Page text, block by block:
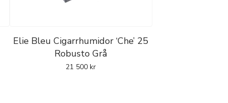
Elie Bleu Cigarrhumidor ‘Che’ 25
Robusto Grå
21 500kr